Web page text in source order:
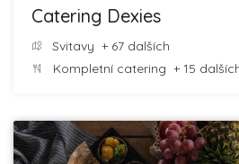
Catering Dexies
Svitavy + 67 dalších
Kompletní catering + 15